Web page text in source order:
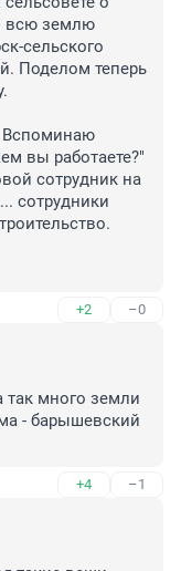
всю землю
сельского
Поделом теперь
Вспоминаю
вы работаете?"
сотрудник на
сотрудники
+2 –0
так много земли
- барышевский
+4 –1